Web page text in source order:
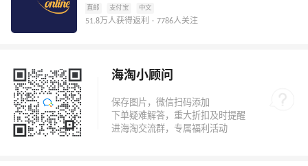
直邮 支付宝 中文
51.8万人获得返利 · 7786人关注
海淘小顾问